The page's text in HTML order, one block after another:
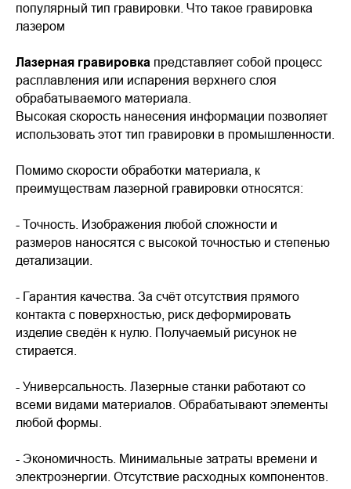
популярный тип гравировки. Что такое гравировка
лазером
Лазерная гравировка представляет собой процесс
расплавления или испарения верхнего слоя
обрабатываемого материала.
Высокая скорость нанесения информации позволяет
использовать этот тип гравировки в промышленности.
Помимо скорости обработки материала, к
преимуществам лазерной гравировки относятся:
- Точность. Изображения любой сложности и
размеров наносятся с высокой точностью и степенью
детализации.
- Гарантия качества. За счёт отсутствия прямого
контакта с поверхностью, риск деформировать
изделие сведён к нулю. Получаемый рисунок не
стирается.
- Универсальность. Лазерные станки работают со
всеми видами материалов. Обрабатывают элементы
любой формы.
- Экономичность. Минимальные затраты времени и
электроэнергии. Отсутствие расходных компонентов.